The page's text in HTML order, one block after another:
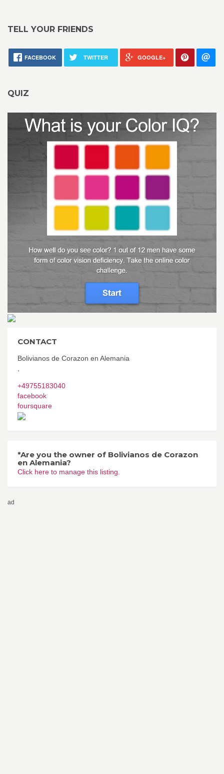
TELL YOUR FRIENDS
FACEBOOK TWITTER GOOGLE+
QUIZ
CONTACT
Bolivianos de Corazon en Alemania
+49755183040
facebook
foursquare
*Are you the owner of Bolivianos de Corazon
en Alemania?
Click here to manage this listing.
ad